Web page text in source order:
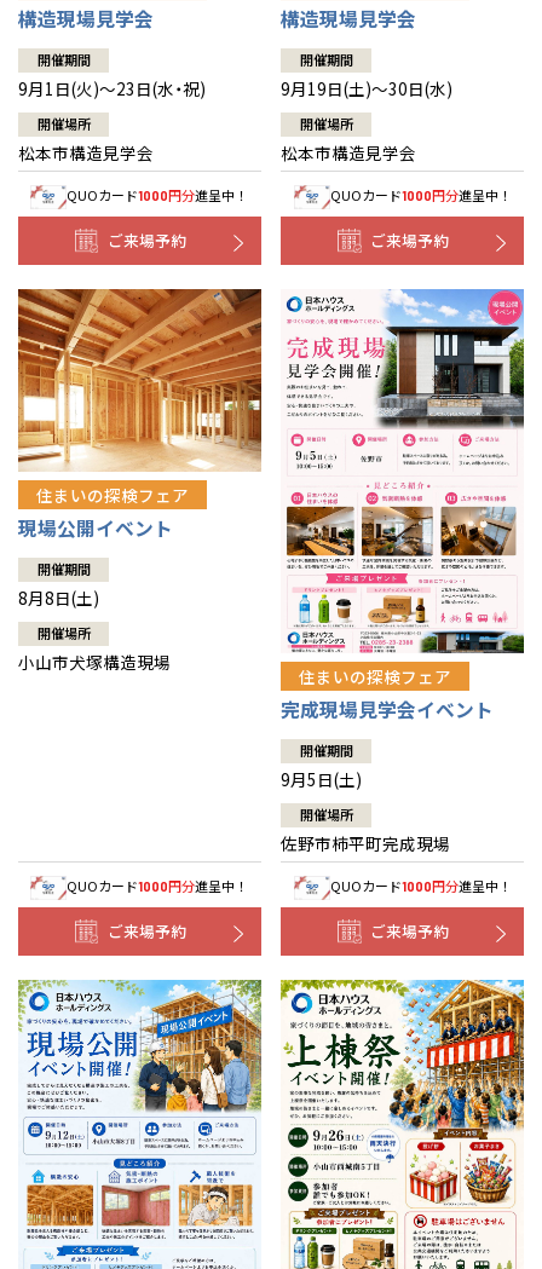
構造現場見学会
開催期間
9月1日(火)～23日(水・祝)
開催場所
松本市構造見学会
QUOカード1000円分進呈中！
ご来場予約
構造現場見学会
開催期間
9月19日(土)～30日(水)
開催場所
松本市構造見学会
QUOカード1000円分進呈中！
ご来場予約
住まいの探検フェア
現場公開イベント
開催期間
8月8日(土)
開催場所
小山市犬塚構造現場
QUOカード1000円分進呈中！
ご来場予約
住まいの探検フェア
完成現場見学会イベント
開催期間
9月5日(土)
開催場所
佐野市柿平町完成現場
QUOカード1000円分進呈中！
ご来場予約